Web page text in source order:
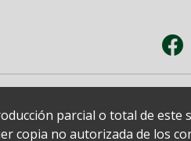
parcial o total de
copia no autorizada de los